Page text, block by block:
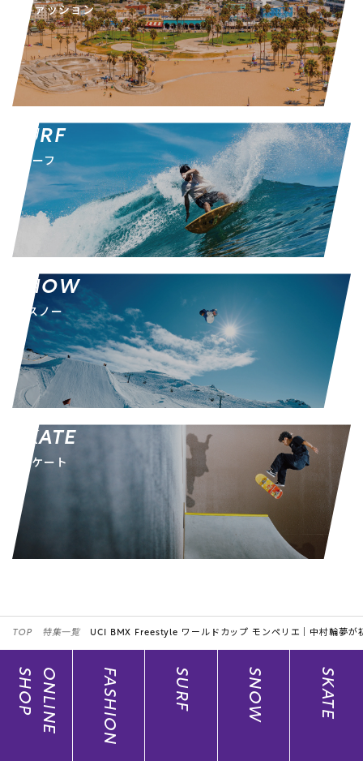
ファッション
SURF
サーフ
SNOW
スノー
SKATE
スケート
TOP 特集一覧 UCI BMX Freestyle ワールドカップ モンペリエ｜中村輪夢が
ONLINE
SHOP FASHION SURF SNOW SKATE